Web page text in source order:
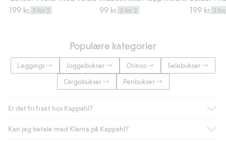
199 kr. 3 for 2
99 kr. 3 for 2
199 kr. 3
Populære kategorier
Leggings Joggebukser Chinos
Selebukser
Cargobukser
Penbukser
Er det fri frakt hos Kappahl?
Som medlem i Kappahl Club har du alltid gratis frakt til butikk,
Kan jeg betale med Klarna på Kappahl?